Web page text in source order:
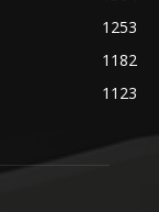
1253
1182
1123